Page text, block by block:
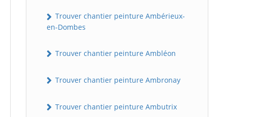
Trouver chantier peinture Ambérieux-
en-Dombes
Trouver chantier peinture Ambléon
Trouver chantier peinture Ambronay
Trouver chantier peinture Ambutrix